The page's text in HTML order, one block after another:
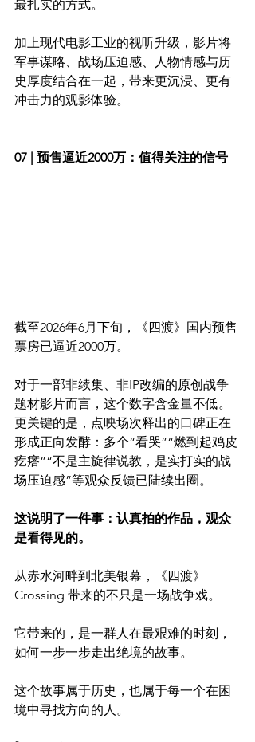
最扎实的方式。
加上现代电影工业的视听升级，影片将
军事谋略、战场压迫感、人物情感与历
史厚度结合在一起，带来更沉浸、更有
冲击力的观影体验。
07 | 预售逼近2000万：值得关注的信号
截至2026年6月下旬，《四渡》国内预售
票房已逼近2000万。
对于一部非续集、非IP改编的原创战争
题材影片而言，这个数字含金量不低。
更关键的是，点映场次释出的口碑正在
形成正向发酵：多个“看哭”“燃到起鸡皮
疙瘩”“不是主旋律说教，是实打实的战
场压迫感”等观众反馈已陆续出圈。
这说明了一件事：认真拍的作品，观众
是看得见的。
从赤水河畔到北美银幕，《四渡》
Crossing 带来的不只是一场战争戏。
它带来的，是一群人在最艰难的时刻，
如何一步一步走出绝境的故事。
这个故事属于历史，也属于每一个在困
境中寻找方向的人。